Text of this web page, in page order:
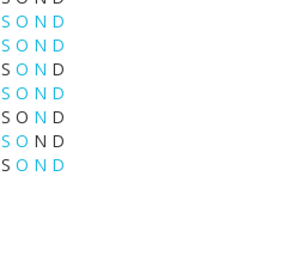
S O N D
S O N D
S O N D
S O N D
S O N D
S O N D
S O N D